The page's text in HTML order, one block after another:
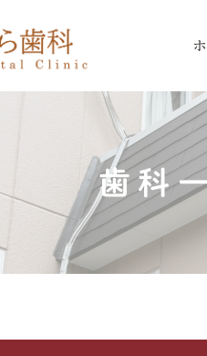
歯科